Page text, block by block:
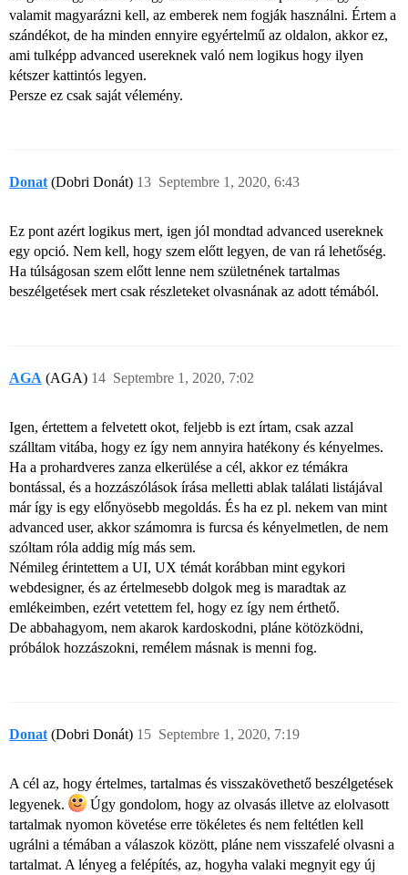
valamit magyarázni kell, az emberek nem fogják használni. Értem a
szándékot, de ha minden ennyire egyértelmű az oldalon, akkor ez,
ami tulképp advanced usereknek való nem logikus hogy ilyen
kétszer kattintós legyen.
Persze ez csak saját vélemény.
Donat (Dobri Donát) Septembre 1, 2020, 6:43
13
Ez pont azért logikus mert, igen jól mondtad advanced usereknek
egy opció. Nem kell, hogy szem előtt legyen, de van rá lehetőség.
Ha túlságosan szem előtt lenne nem születnének tartalmas
beszélgetések mert csak részleteket olvasnának az adott témából.
AGA (AGA) Septembre 1, 2020, 7:02
14
Igen, értettem a felvetett okot, feljebb is ezt írtam, csak azzal
szálltam vitába, hogy ez így nem annyira hatékony és kényelmes.
Ha a prohardveres zanza elkerülése a cél, akkor ez témákra
bontással, és a hozzászólások írása melletti ablak találati listájával
már így is egy előnyösebb megoldás. És ha ez pl. nekem van mint
advanced user, akkor számomra is furcsa és kényelmetlen, de nem
szóltam róla addig míg más sem.
Némileg érintettem a UI, UX témát korábban mint egykori
webdesigner, és az értelmesebb dolgok meg is maradtak az
emlékeimben, ezért vetettem fel, hogy ez így nem érthető.
De abbahagyom, nem akarok kardoskodni, pláne kötözködni,
próbálok hozzászokni, remélem másnak is menni fog.
Donat (Dobri Donát) Septembre 1, 2020, 7:19
15
A cél az, hogy értelmes, tartalmas és visszakövethető beszélgetések
legyenek.
Úgy gondolom, hogy az olvasás illetve az elolvasott
tartalmak nyomon követése erre tökéletes és nem feltétlen kell
ugrálni a témában a válaszok között, pláne nem visszafelé olvasni a
tartalmat. A lényeg a felépítés, az, hogyha valaki megnyit egy új